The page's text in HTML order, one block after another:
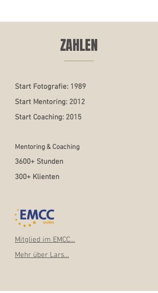
ZAHLEN
Start Fotografie: 1989
Start Mentoring: 2012
Start Coaching: 2015
Mentoring & Coaching
3600+ Stunden
300+ Klienten
Mitglied im EMCC…
Mehr über Lars…